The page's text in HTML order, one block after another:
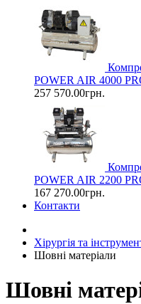
POWER AIR 4000
257 570.00грн.
POWER AIR 2200
167 270.00грн.
Контакти
Хірургія та
Шовні матеріали
Шовні